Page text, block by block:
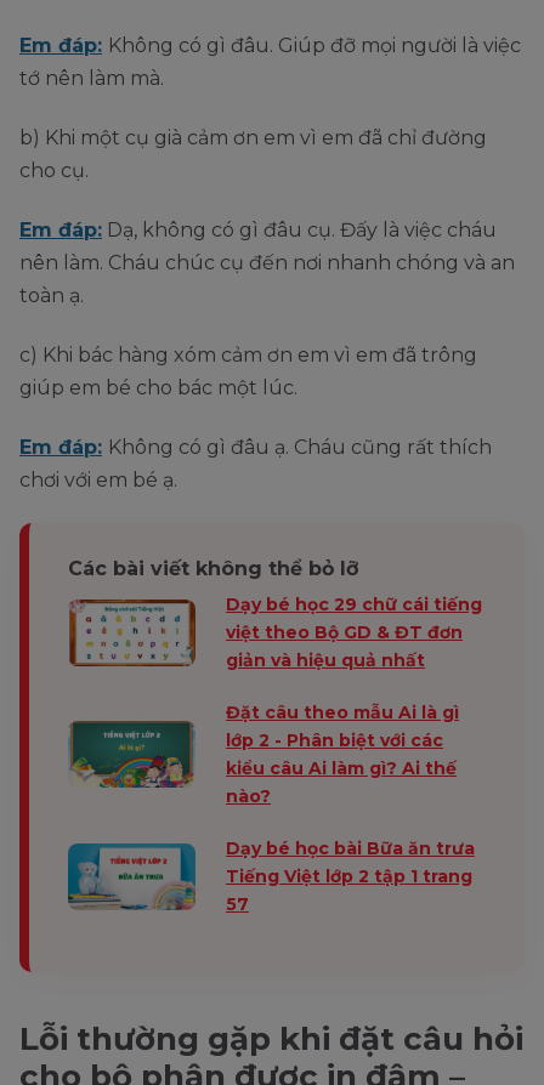
Em đáp: Không có gì đâu. Giúp đỡ mọi người là việc
tớ nên làm mà.
b) Khi một cụ già cảm ơn em vì em đã chỉ đường
cho cụ.
Em đáp: Dạ, không có gì đâu cụ. Đấy là việc cháu
nên làm. Cháu chúc cụ đến nơi nhanh chóng và an
toàn ạ.
c) Khi bác hàng xóm cảm ơn em vì em đã trông
giúp em bé cho bác một lúc.
Em đáp: Không có gì đâu ạ. Cháu cũng rất thích
chơi với em bé ạ.
Các bài viết không thể bỏ lỡ
Dạy bé học 29 chữ cái tiếng
việt theo Bộ GD & ĐT đơn
giản và hiệu quả nhất
Đặt câu theo mẫu Ai là gì
lớp 2 - Phân biệt với các
kiểu câu Ai làm gì? Ai thế
nào?
Dạy bé học bài Bữa ăn trưa
Tiếng Việt lớp 2 tập 1 trang
57
Lỗi thường gặp khi đặt câu hỏi
cho bộ phận được in đậm –